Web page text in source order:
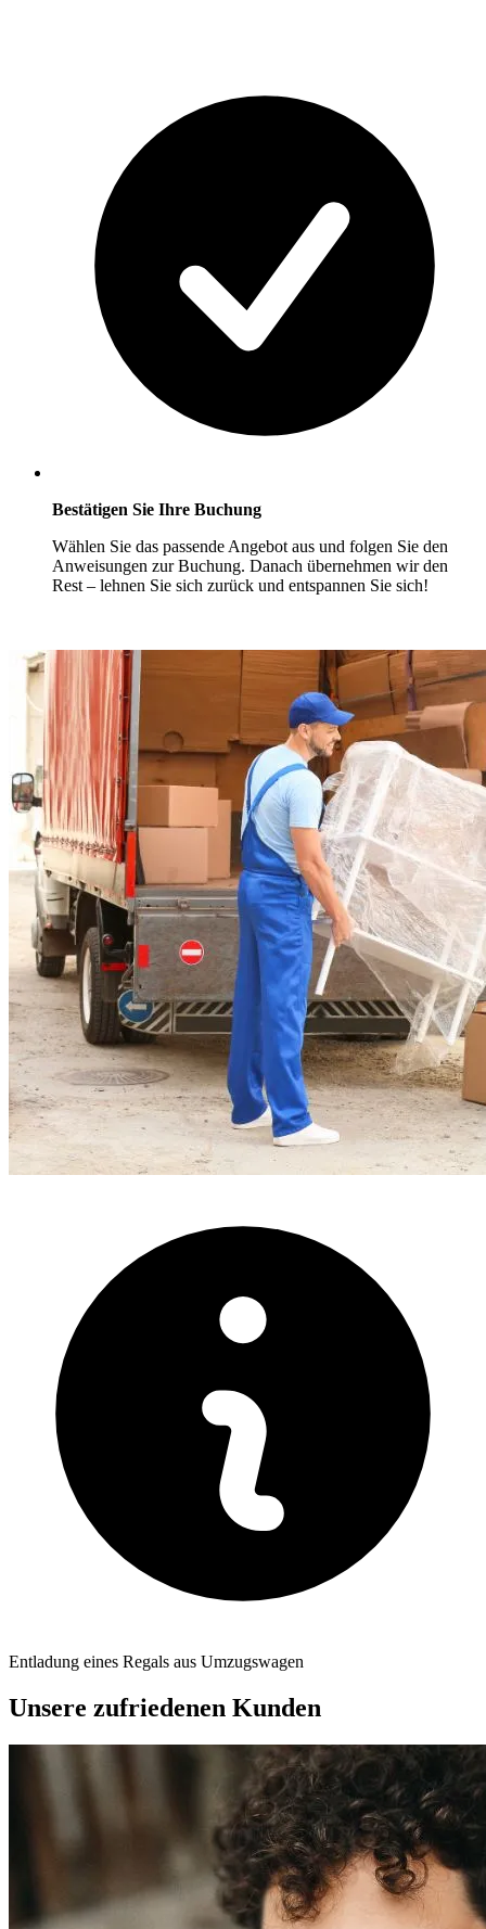
Bestätigen Sie Ihre Buchung
Wählen Sie das passende Angebot aus und folgen Sie den
Anweisungen zur Buchung. Danach übernehmen wir den
Rest – lehnen Sie sich zurück und entspannen Sie sich!
Entladung eines Regals aus Umzugswagen
Unsere zufriedenen Kunden